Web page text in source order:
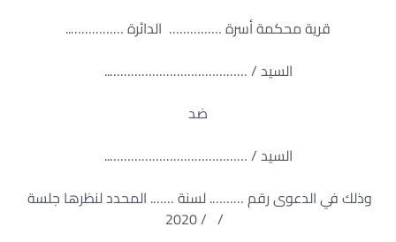
قرية محكمة أسرة …………… الدائرة ……………..
السيد / …………………………………..
ضد
السيد / …………………………………..
وذلك في الدعوى رقم ………. لسنة ……. المحدد لنظرها جلسة
/ / 2020